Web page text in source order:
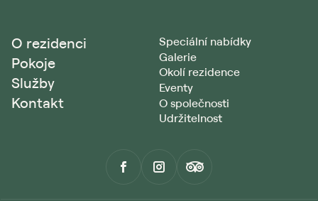
O rezidenci
Pokoje
Služby
Kontakt
Speciální nabídky
Galerie
Okolí rezidence
Eventy
O společnosti
Udržitelnost